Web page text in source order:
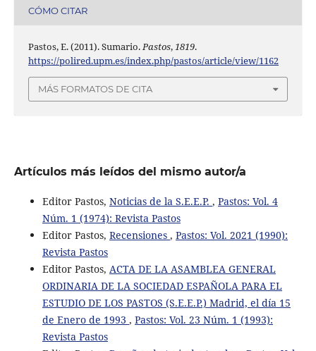
CÓMO CITAR
Pastos, E. (2011). Sumario.Pastos,1819.
https://polired.upm.es/index.php/pastos/article/view/1162
MÁS FORMATOS DE CITA
Artículos más leídos del mismo autor/a
Editor Pastos, Noticias de la S.E.E.P. , Pastos: Vol. 4
Núm. 1 (1974): Revista Pastos
Editor Pastos, Recensiones , Pastos: Vol. 2021 (1990):
Revista Pastos
Editor Pastos, ACTA DE LA ASAMBLEA GENERAL
ORDINARIA DE LA SOCIEDAD ESPAÑOLA PARA EL
ESTUDIO DE LOS PASTOS (S.E.E.P.) Madrid, el día 15
de Enero de 1993 , Pastos: Vol. 23 Núm. 1 (1993):
Revista Pastos